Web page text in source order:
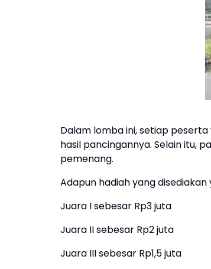
Dalam lomba ini, setiap
hasil pancingannya. Selain itu,
pemenang.
Adapun hadiah yang disediakan
Juara I sebesar Rp3 juta
Juara II sebesar Rp2 juta
Juara III sebesar Rp1,5 juta